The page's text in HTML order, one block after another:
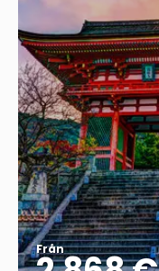
Från